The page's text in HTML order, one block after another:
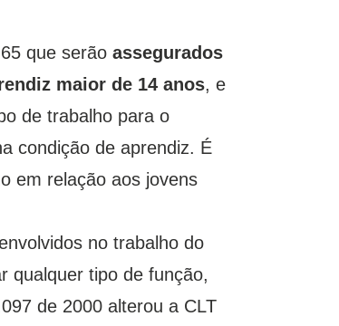
que serãoassegurados
maior de 14 anos, e
de trabalho para o
condição de aprendiz. É
em relação aos jovens
no trabalho do
qualquer tipo de função,
de 2000 alterou a CLT